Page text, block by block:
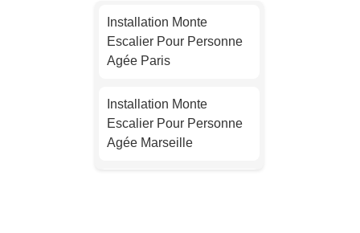
Installation Monte
Escalier Pour Personne
Agée Paris
Installation Monte
Escalier Pour Personne
Agée Marseille